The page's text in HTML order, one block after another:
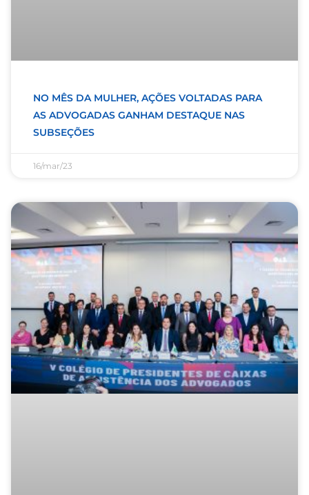
NO MÊS DA MULHER, AÇÕES VOLTADAS PARA
AS ADVOGADAS GANHAM DESTAQUE NAS
SUBSEÇÕES
16/mar/23